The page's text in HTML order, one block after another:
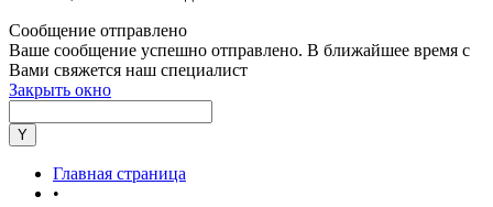
Сообщение отправлено
Ваше сообщение успешно отправлено. В ближайшее время с
Вами свяжется наш специалист
Закрыть окно
Главная страница
•